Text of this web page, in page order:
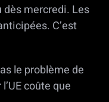
mercredi. Les
C’est
le problème de
coûte que